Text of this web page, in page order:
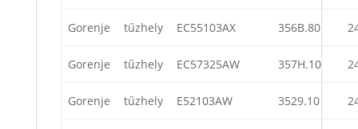
Gorenje tűzhely EC55103AX 356B.80
Gorenje tűzhely EC57325AW 357H.10
Gorenje tűzhely E52103AW 3529.10